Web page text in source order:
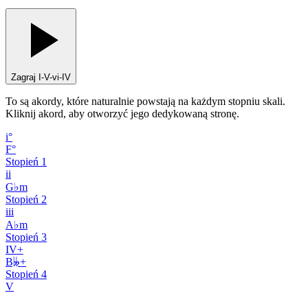
Zagraj I-V-vi-IV
To są akordy, które naturalnie powstają na każdym stopniu skali.
Kliknij akord, aby otworzyć jego dedykowaną stronę.
i°
F°
Stopień 1
ii
G♭m
Stopień 2
iii
A♭m
Stopień 3
IV+
B𝄫+
Stopień 4
V